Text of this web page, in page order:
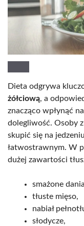
Dieta odgrywa
żółciową, a
znacząco wpłynąć
dolegliwość. Osoby
skupić się na
łatwostrawnym. W
dużej zawartości
smażone
tłuste mięso,
nabiał
słodycze,